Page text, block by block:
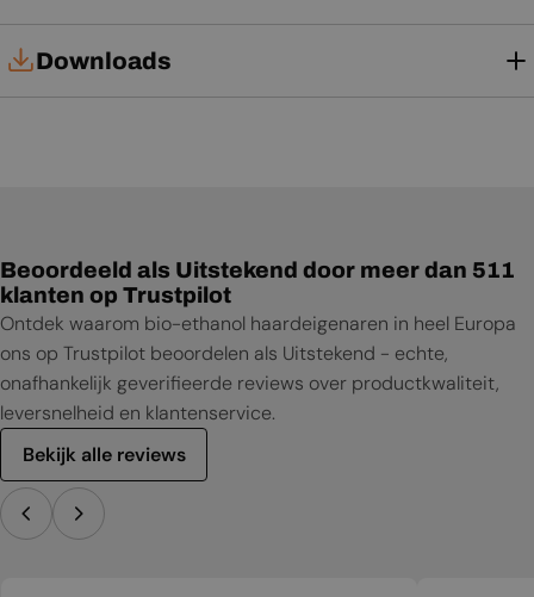
Downloads
Beoordeeld als Uitstekend door meer dan 511
klanten op Trustpilot
Ontdek waarom bio-ethanol haardeigenaren in heel Europa
ons op Trustpilot beoordelen als Uitstekend - echte,
onafhankelijk geverifieerde reviews over productkwaliteit,
leversnelheid en klantenservice.
Bekijk alle reviews